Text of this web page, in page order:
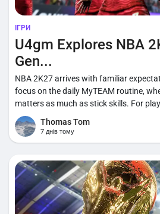
ІГРИ
U4gm Explores NBA
Gen...
NBA 2K27 arrives with familiar
focus on the daily MyTEAM routine,
matters as much as stick skills. For
Thomas Tom
7 днів тому